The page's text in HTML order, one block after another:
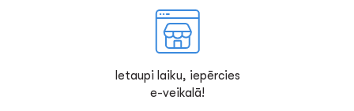
Ietaupi laiku, iepērcies
e-veikalā!